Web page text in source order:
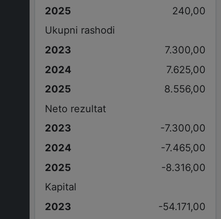
240,00
Ukupni rashodi
7.300,00
7.625,00
8.556,00
Neto rezultat
-7.300,00
-7.465,00
-8.316,00
Kapital
-54.171,00